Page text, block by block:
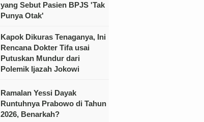
yang Sebut Pasien BPJS 'Tak
Punya Otak'
Kapok Dikuras Tenaganya, Ini
Rencana Dokter Tifa usai
Putuskan Mundur dari
Polemik Ijazah Jokowi
Ramalan Yessi Dayak
Runtuhnya Prabowo di Tahun
2026, Benarkah?